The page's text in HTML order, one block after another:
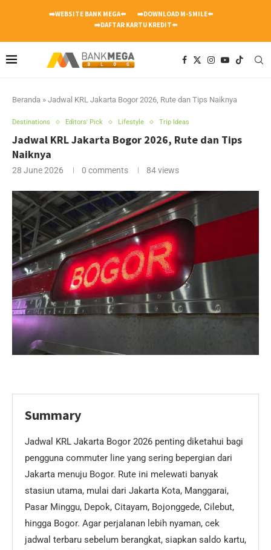
➡️WEBSITE BANK MEGA⬅️
➡️DOWNLOAD M-SMILE⬅️
➡️DAFTAR KARTU KREDIT⬅️
Beranda » Jadwal KRL Jakarta Bogor 2026, Rute dan Tips Naiknya
Destinations Editors' Pick Lifestyle Trip Ideas
Jadwal KRL Jakarta Bogor 2026, Rute dan Tips
Naiknya
28 June 2026 0 comments 84views
Summary
Jadwal KRL Jakarta Bogor 2026 penting diketahui bagi
pengguna commuter line yang sering bepergian dari
Jakarta menuju Bogor. Rute ini melewati banyak
stasiun utama, mulai dari Jakarta Kota, Manggarai,
Pasar Minggu, Depok, Citayam, Bojonggede, Cilebut,
hingga Bogor. Agar perjalanan lebih nyaman, cek
jadwal terbaru sebelum berangkat, siapkan saldo kartu,